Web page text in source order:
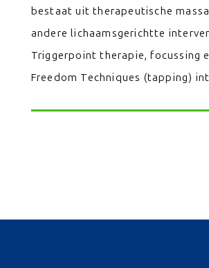
bestaat uit therapeutische
andere lichaamsgerichtte
Triggerpoint therapie, focussing
Freedom Techniques (tapping)